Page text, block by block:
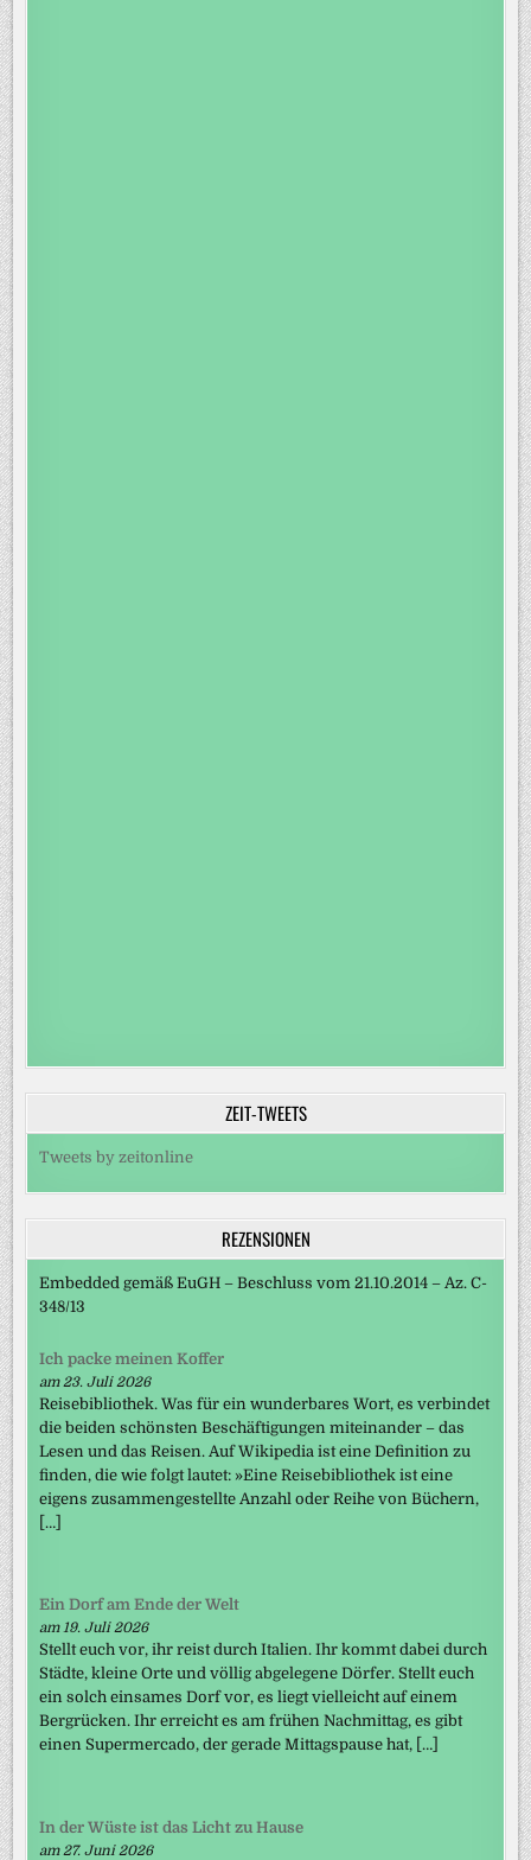
ZEIT-TWEETS
Tweets by zeitonline
REZENSIONEN
Embedded gemäß EuGH – Beschluss vom 21.10.2014 – Az. C-
348/13
Ich packe meinen Koffer
am 23. Juli 2026
Reisebibliothek. Was für ein wunderbares Wort, es verbindet
die beiden schönsten Beschäftigungen miteinander – das
Lesen und das Reisen. Auf Wikipedia ist eine Definition zu
finden, die wie folgt lautet: »Eine Reisebibliothek ist eine
eigens zusammengestellte Anzahl oder Reihe von Büchern,
[…]
Ein Dorf am Ende der Welt
am 19. Juli 2026
Stellt euch vor, ihr reist durch Italien. Ihr kommt dabei durch
Städte, kleine Orte und völlig abgelegene Dörfer. Stellt euch
ein solch einsames Dorf vor, es liegt vielleicht auf einem
Bergrücken. Ihr erreicht es am frühen Nachmittag, es gibt
einen Supermercado, der gerade Mittagspause hat, […]
In der Wüste ist das Licht zu Hause
am 27. Juni 2026